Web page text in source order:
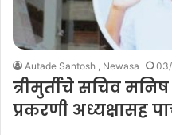
Autade Santosh , Newasa
त्रीमुर्तीचे सचिव
प्रकरणी अध्यक्षासह